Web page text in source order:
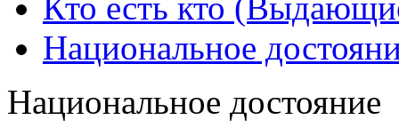
Кто есть кто
Национальное
Национальное достояние